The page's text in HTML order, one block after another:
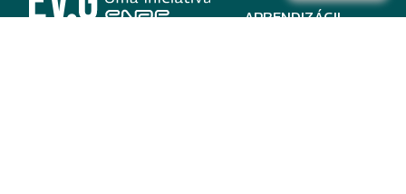
APRENDIZÁGIL